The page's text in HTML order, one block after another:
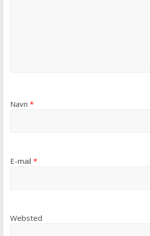
Navn *
E-mail *
Websted